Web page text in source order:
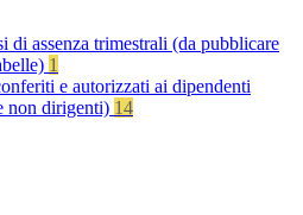
di assenza trimestrali (da pubblicare
1
e autorizzati ai dipendenti
non dirigenti) 14